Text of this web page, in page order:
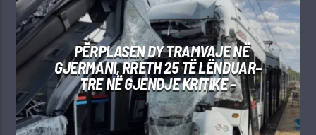
PËRPLASEN DY TRAMVAJE NË
GJERMANI, RRETH 25 TË LËNDUAR–
TRE NË GJENDJE KRITIKE –